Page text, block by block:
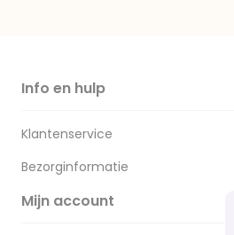
Info en hulp
Klantenservice
Bezorginformatie
Mijn account